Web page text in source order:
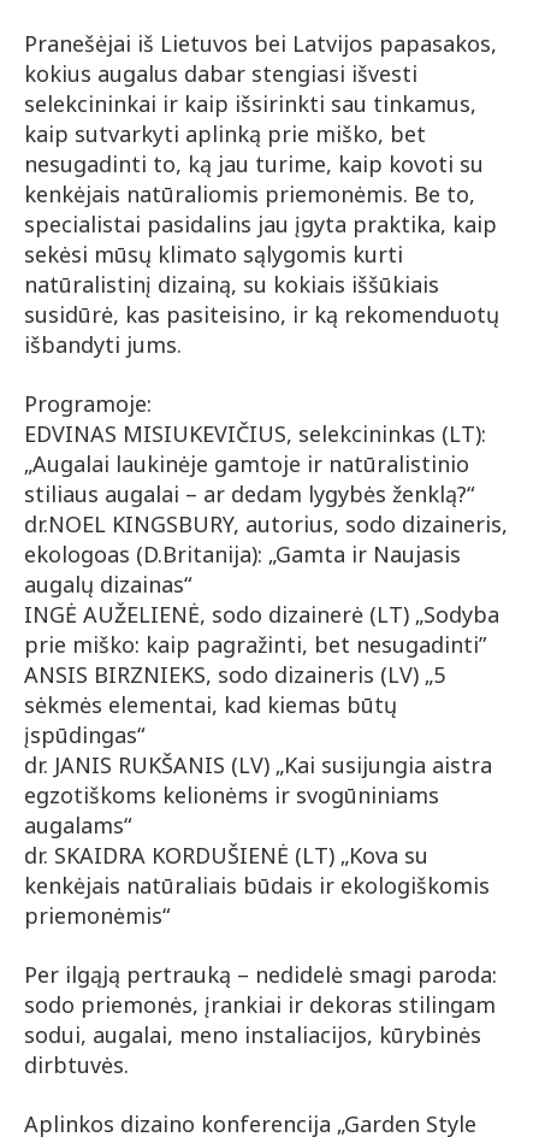
Pranešėjai iš Lietuvos bei Latvijos papasakos,
kokius augalus dabar stengiasi išvesti
selekcininkai ir kaip išsirinkti sau tinkamus,
kaip sutvarkyti aplinką prie miško, bet
nesugadinti to, ką jau turime, kaip kovoti su
kenkėjais natūraliomis priemonėmis. Be to,
specialistai pasidalins jau įgyta praktika, kaip
sekėsi mūsų klimato sąlygomis kurti
natūralistinį dizainą, su kokiais iššūkiais
susidūrė, kas pasiteisino, ir ką rekomenduotų
išbandyti jums.
Programoje:
EDVINAS MISIUKEVIČIUS, selekcininkas (LT):
„Augalai laukinėje gamtoje ir natūralistinio
stiliaus augalai – ar dedam lygybės ženklą?“
dr.NOEL KINGSBURY, autorius, sodo dizaineris,
ekologoas (D.Britanija): „Gamta ir Naujasis
augalų dizainas“
INGĖ AUŽELIENĖ, sodo dizainerė (LT) „Sodyba
prie miško: kaip pagražinti, bet nesugadinti”
ANSIS BIRZNIEKS, sodo dizaineris (LV) „5
sėkmės elementai, kad kiemas būtų
įspūdingas“
dr. JANIS RUKŠANIS (LV) „Kai susijungia aistra
egzotiškoms kelionėms ir svogūniniams
augalams“
dr. SKAIDRA KORDUŠIENĖ (LT) „Kova su
kenkėjais natūraliais būdais ir ekologiškomis
priemonėmis“
Per ilgąją pertrauką – nedidelė smagi paroda:
sodo priemonės, įrankiai ir dekoras stilingam
sodui, augalai, meno instaliacijos, kūrybinės
dirbtuvės.
Aplinkos dizaino konferencija „Garden Style